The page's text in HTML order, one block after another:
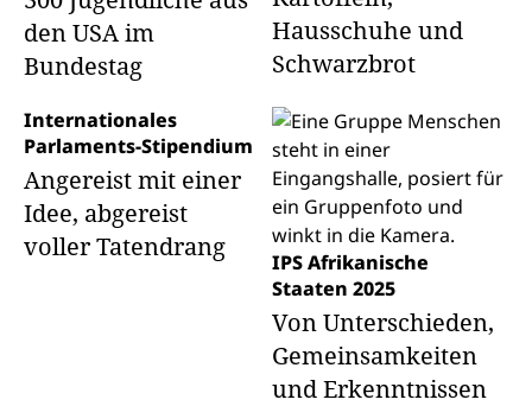
den USA im
Bundestag
Hausschuhe und
Schwarzbrot
Internationales
Parlaments-Stipendium
Angereist mit einer
Idee, abgereist
voller Tatendrang
IPS Afrikanische
Staaten 2025
Von Unterschieden,
Gemeinsamkeiten
und Erkenntnissen